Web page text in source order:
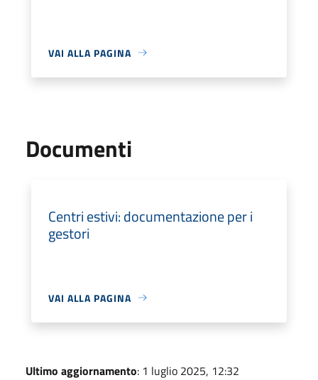
VAI ALLA PAGINA
Documenti
Centri estivi: documentazione per i
gestori
VAI ALLA PAGINA
Ultimo aggiornamento: 1 luglio 2025, 12:32